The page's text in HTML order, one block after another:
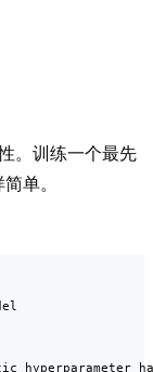
。训练一个最先
单。
hyperparameter